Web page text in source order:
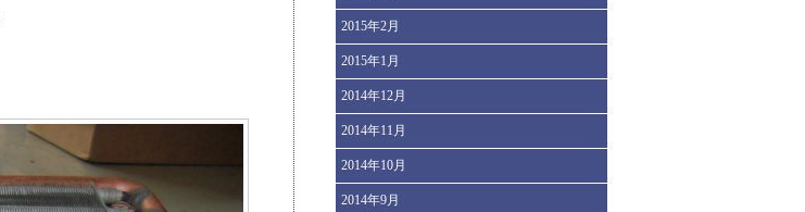
2015年2月
2015年1月
2014年12月
2014年11月
2014年10月
2014年9月